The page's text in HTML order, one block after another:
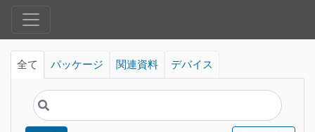
全て パッケージ 関連資料 デバイス